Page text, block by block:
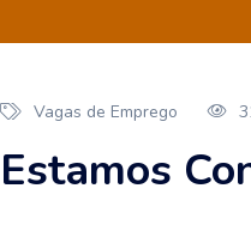
Vagas de Emprego
Estamos